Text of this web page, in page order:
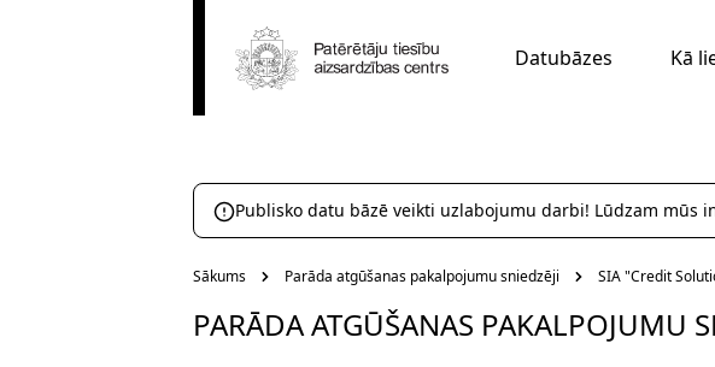
Datubāzes Kā
Publisko datu bāzē veikti uzlabojumu darbi! Lūdzam mūs
Sākums Parāda atgūšanas pakalpojumu sniedzēji SIA "Credit
PARĀDA ATGŪŠANAS PAKALPOJUMU